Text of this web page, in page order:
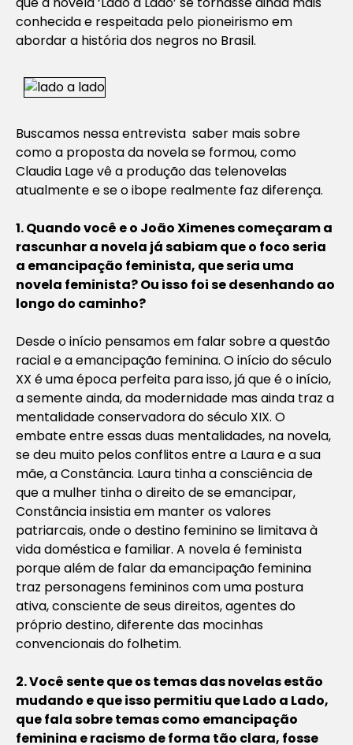
conhecida e respeitada pelo pioneirismo em
abordar a história dos negros no Brasil.
Buscamos nessa entrevista saber mais sobre
como a proposta da novela se formou, como
Claudia Lage vê a produção das telenovelas
atualmente e se o ibope realmente faz diferença.
1. Quando você e o João Ximenes começaram a
rascunhar a novela já sabiam que o foco seria
a emancipação feminista, que seria uma
novela feminista? Ou isso foi se desenhando ao
longo do caminho?
Desde o início pensamos em falar sobre a questão
racial e a emancipação feminina. O início do século
XX é uma época perfeita para isso, já que é o início,
a semente ainda, da modernidade mas ainda traz a
mentalidade conservadora do século XIX. O
embate entre essas duas mentalidades, na novela,
se deu muito pelos conflitos entre a Laura e a sua
mãe, a Constância. Laura tinha a consciência de
que a mulher tinha o direito de se emancipar,
Constância insistia em manter os valores
patriarcais, onde o destino feminino se limitava à
vida doméstica e familiar. A novela é feminista
porque além de falar da emancipação feminina
traz personagens femininos com uma postura
ativa, consciente de seus direitos, agentes do
próprio destino, diferente das mocinhas
convencionais do folhetim.
2. Você sente que os temas das novelas estão
mudando e que isso permitiu que Lado a Lado,
que fala sobre temas como emancipação
feminina e racismo de forma tão clara, fosse